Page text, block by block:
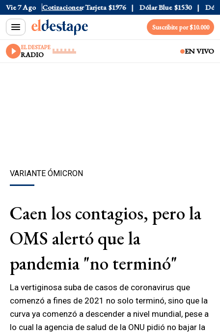
Vie 7 Ago Cotizaciones
$1520 Dólar Tarjeta $1976 Dólar Blue $1530 Dólar
Suscribite por $10.000
EL DESTAPE
RADIO EN VIVO
VARIANTE ÓMICRON
Caen los contagios, pero la
OMS alertó que la
pandemia "no terminó"
La vertiginosa suba de casos de coronavirus que
comenzó a fines de 2021 no solo terminó, sino que la
curva ya comenzó a descender a nivel mundial, pese a
lo cual la agencia de salud de la ONU pidió no bajar la